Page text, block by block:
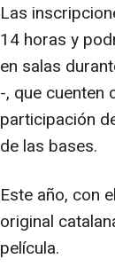
Las
14 horas y
en salas
-, que cuenten
participación
de las bases.
Este año, con
original
película.